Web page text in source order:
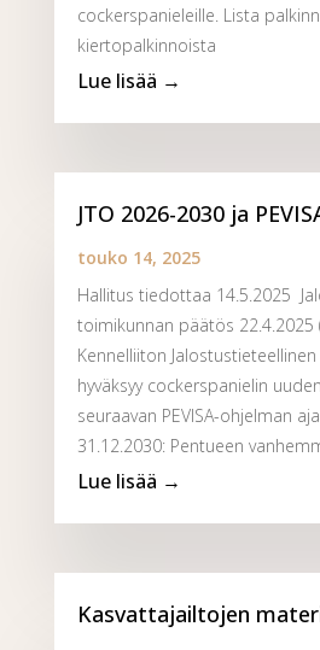
cockerspanieleille. Lista
kiertopalkinnoista
JTO 2026-2030 ja
touko 14, 2025
Hallitus tiedottaa 14.5.2025
toimikunnan päätös 22.4.2025
Kennelliiton
hyväksyy cockerspanielin
seuraavan PEVISA-ohjelman
31.12.2030: Pentueen
Kasvattajailtojen